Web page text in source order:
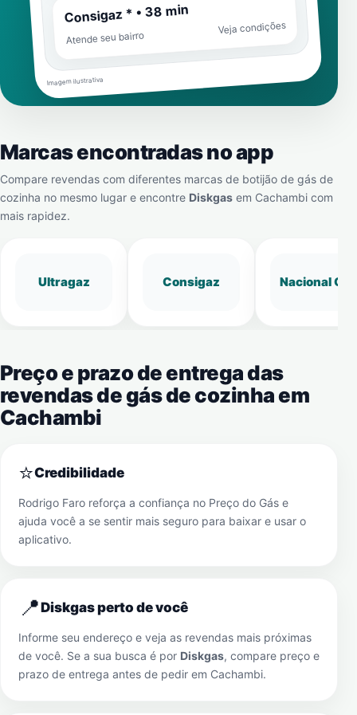
Consigaz * • 38 min
Atende seu bairro
Veja condições
Imagem ilustrativa
Marcas encontradas no app
Compare revendas com diferentes marcas de botijão de gás de
cozinha no mesmo lugar e encontre Diskgas em Cachambi com
mais rapidez.
Ultragaz Consigaz Nacional Gás
Preço e prazo de entrega das
revendas de gás de cozinha em
Cachambi
⭐Credibilidade
Rodrigo Faro reforça a confiança no Preço do Gás e
ajuda você a se sentir mais seguro para baixar e usar o
aplicativo.
📍Diskgas perto de você
Informe seu endereço e veja as revendas mais próximas
de você. Se a sua busca é por Diskgas, compare preço e
prazo de entrega antes de pedir em Cachambi.